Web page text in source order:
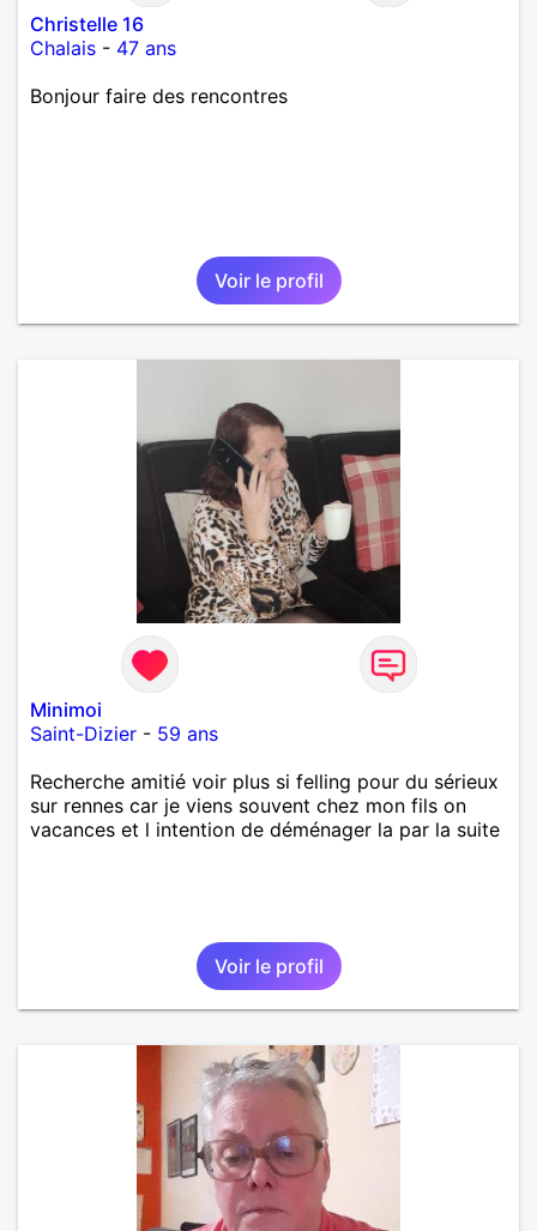
Christelle 16
Chalais - 47 ans
Bonjour faire des rencontres
Voir le profil
Minimoi
Saint-Dizier - 59 ans
Recherche amitié voir plus si felling pour du sérieux
sur rennes car je viens souvent chez mon fils on
vacances et l intention de déménager la par la suite
Voir le profil